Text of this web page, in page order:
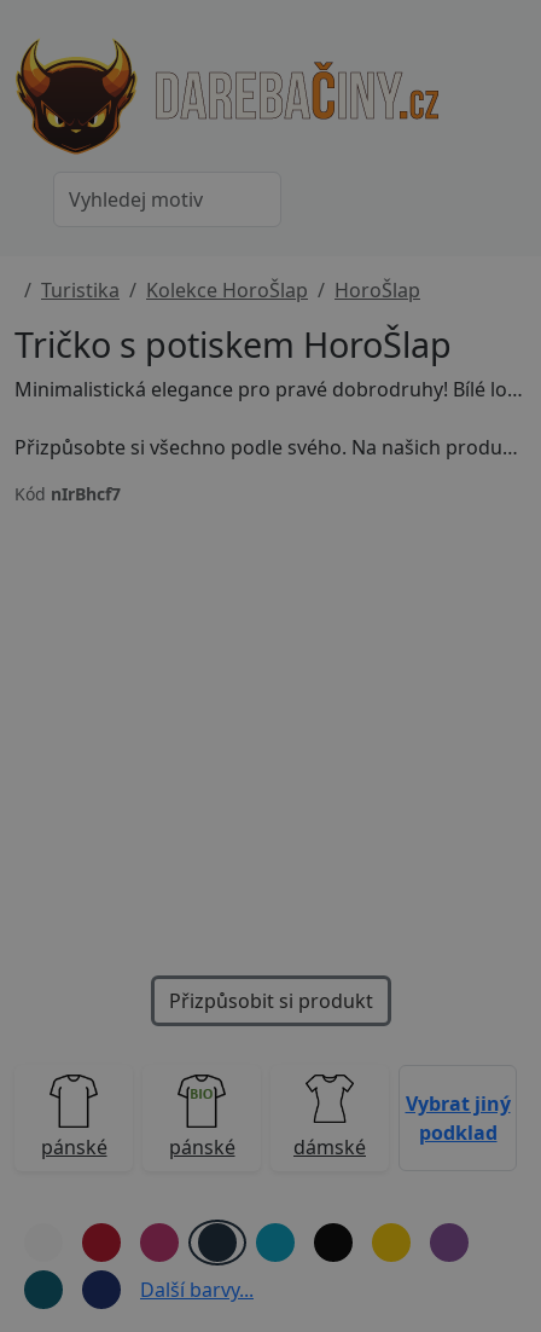
Přizpůsobit si produkt
Turistika Kolekce HoroŠlap HoroŠlap
Tričko s potiskem HoroŠlap
Minimalistická elegance pro pravé dobrodruhy! Bílé logo HoroŠlap perfektně vynikne na tmavém podkladu a ukáže tvou lásku k horám a přírodě.
Přizpůsobte si všechno podle svého. Na našich produktech můžete měnit barvy, velikosti, texty i samotné kousky - trička, mikiny, hrníčky a další.
Kód nIrBhcf7
pánské pánské dámské
Vybrat jiný
podklad
Další barvy...